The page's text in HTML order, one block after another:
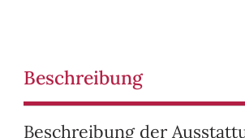
Beschreibung
Beschreibung der